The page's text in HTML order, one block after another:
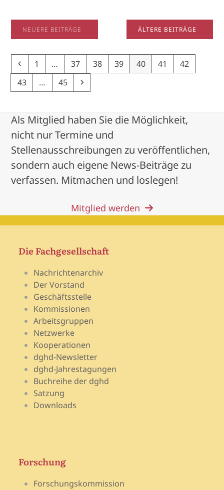
NEUERE BEITRÄGE ÄLTERE BEITRÄGE
Previous
Page
1 … Page
37 Page
38 Page
39 Page
40 Page
41 Page
42
Page
43 … Page
45 Next
Als Mitglied haben Sie die Möglichkeit,
nicht nur Termine und
Stellenausschreibungen zu veröffentlichen,
sondern auch eigene News-Beiträge zu
verfassen. Mitmachen und loslegen!
Mitglied werden
Die Fachgesellschaft
Nachrichtenarchiv
Der Vorstand
Geschäftsstelle
Kommissionen
Arbeitsgruppen
Netzwerke
Kooperationen
dghd-Newsletter
dghd-Jahrestagungen
Buchreihe der dghd
Satzung
Downloads
Forschung
Forschungskommission